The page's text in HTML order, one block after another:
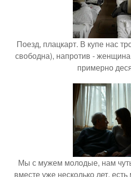
Поезд, плацкарт. В купе нас
свободна), напротив - женщина
примерно
Мы с мужем молодые, нам
вместе уже несколько лет,